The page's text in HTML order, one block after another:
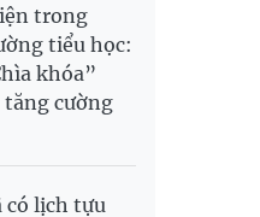
trong
tiểu học:
khóa”
tăng cường
có lịch tựu